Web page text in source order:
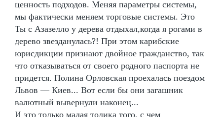
ценность подходов. Меняя параметры системы,
мы фактически меняем торговые системы. Это
Ты с Азазелло у дерева отдыхал,когда я рогами в
дерево звезданулась?! При этом карибские
юрисдикции признают двойное гражданство, так
что отказываться от своего родного паспорта не
придется. Полина Орловская проехалась поездом
Львов — Киев... Вот если бы они загашник
валютный вывернули наконец...
И это только малая толика того, с чем